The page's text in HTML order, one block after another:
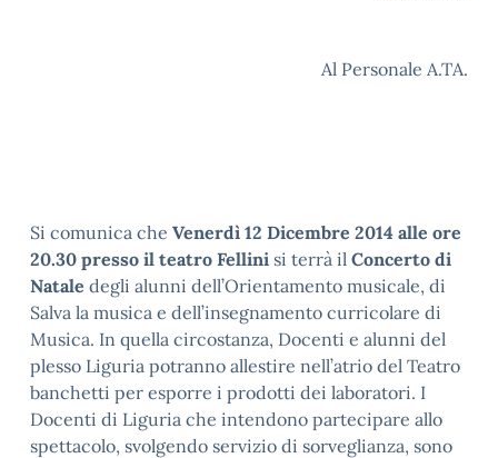
Al Personale A.TA.
Si comunica che Venerdì 12 Dicembre 2014 alle ore
20.30 presso il teatro Fellini si terrà il Concerto di
Natale degli alunni dell’Orientamento musicale, di
Salva la musica e dell’insegnamento curricolare di
Musica. In quella circostanza, Docenti e alunni del
plesso Liguria potranno allestire nell’atrio del Teatro
banchetti per esporre i prodotti dei laboratori. I
Docenti di Liguria che intendono partecipare allo
spettacolo, svolgendo servizio di sorveglianza, sono